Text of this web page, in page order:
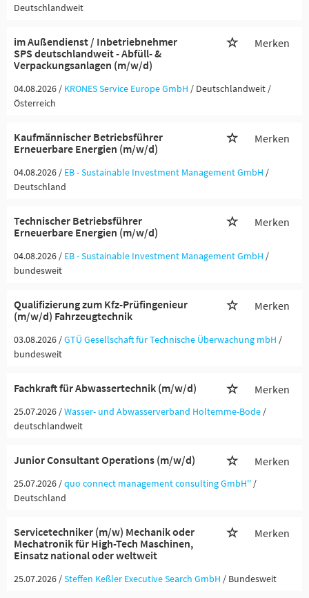
Deutschlandweit
im Außendienst / Inbetriebnehmer
SPS deutschlandweit - Abfüll- &
Verpackungsanlagen (m/w/d)
Merken
04.08.2026 / KRONES Service Europe GmbH / Deutschlandweit /
Österreich
Kaufmännischer Betriebsführer
Erneuerbare Energien (m/w/d)
Merken
04.08.2026 / EB - Sustainable Investment Management GmbH /
Deutschland
Technischer Betriebsführer
Erneuerbare Energien (m/w/d)
Merken
04.08.2026 / EB - Sustainable Investment Management GmbH /
bundesweit
Qualifizierung zum Kfz-Prüfingenieur
(m/w/d) Fahrzeugtechnik
Merken
03.08.2026 /GTÜ Gesellschaft für Technische Überwachung mbH /
bundesweit
Fachkraft für Abwassertechnik (m/w/d) Merken
25.07.2026 /Wasser- und Abwasserverband Holtemme-Bode /
deutschlandweit
Junior Consultant Operations (m/w/d) Merken
25.07.2026 /quo connect management consulting GmbH'' /
Deutschland
Servicetechniker (m/w) Mechanik oder
Mechatronik für High-Tech Maschinen,
Einsatz national oder weltweit
Merken
25.07.2026 /Steffen Keßler Executive Search GmbH / Bundesweit